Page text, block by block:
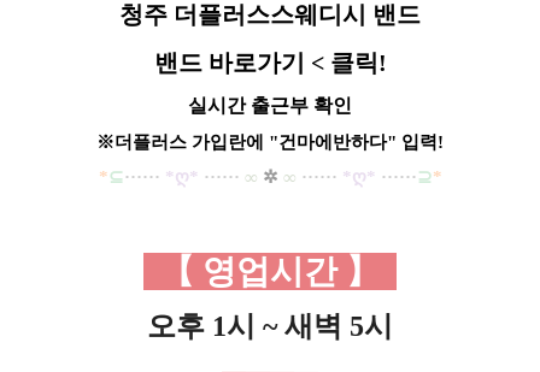
청주 더플러스스웨디시 밴드
밴드 바로가기
< 클릭!
실시간 출근부 확인
※더플러스 가입란에 "건마에반하다" 입력!
*⊆······ *ღ* ······ ∞ ✲ ∞ ······ *ღ* ······ ⊇*
【 영업시간 】
오후 1시 ~ 새벽 5시